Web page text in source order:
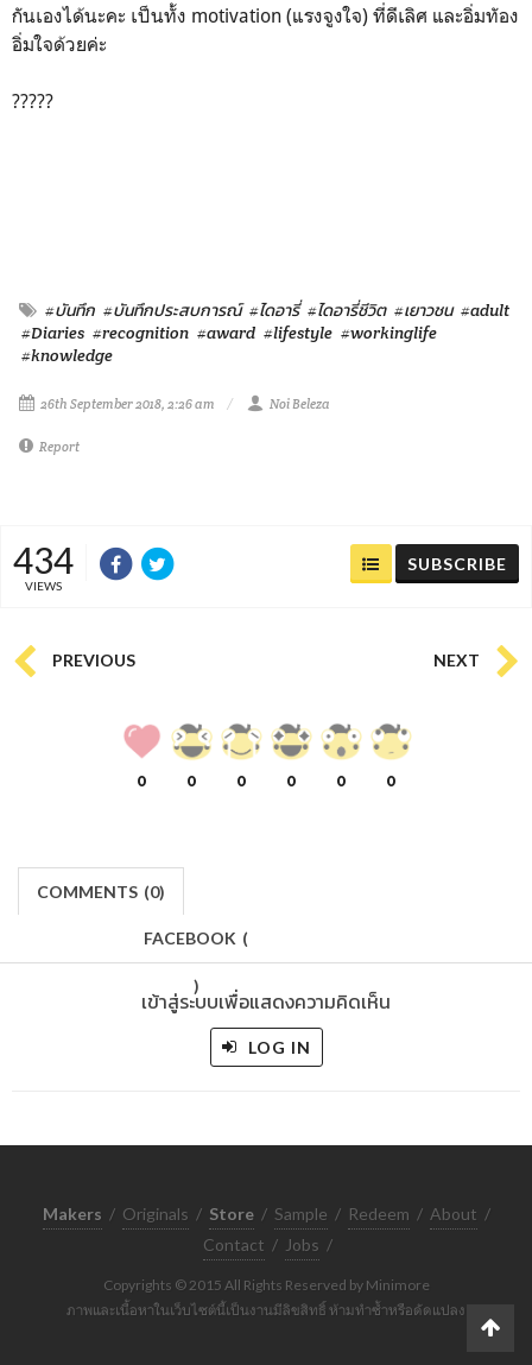
กันเองได้นะคะ เป็นทั้ง motivation (แรงจูงใจ) ที่ดีเลิศ และอิ่มทัอง
อิ่มใจด้วยค่ะ
?????
#บันทึก #บันทึกประสบการณ์ #ไดอารี่ #ไดอารี่ชีวิต #เยาวชน #adult
#Diaries #recognition #award #lifestyle #workinglife
#knowledge
26th September 2018, 2:26 am Noi Beleza
Report
434
VIEWS
SUBSCRIBE
PREVIOUS NEXT
0 0 0 0 0 0
COMMENTS (0)
FACEBOOK (
)
เข้าสู่ระบบเพื่อแสดงความคิดเห็น
LOG IN
Makers / Originals / Store / Sample / Redeem / About /
Contact / Jobs /
Copyrights © 2015 All Rights Reserved by Minimore
ภาพและเนื้อหาในเว็บไซต์นี้เป็นงานมีลิขสิทธิ์ ห้ามทำซ้ำหรือดัดแปลง